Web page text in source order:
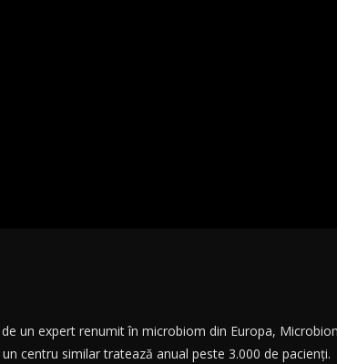
un expert renumit în microbiom din Europa,
centru similar tratează anual peste 3.000 de pacienți.